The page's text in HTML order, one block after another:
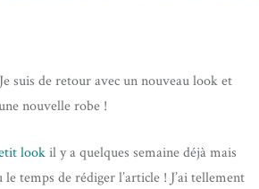
suis de retour avec un nouveau look et
nouvelle robe !
lookil y a quelques semaine déjà mais
le temps de rédiger l’article ! J’ai tellement